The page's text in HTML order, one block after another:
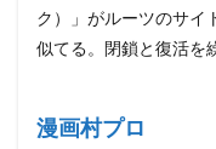
4.45
bitcoinputers.com・
4.46
ク）」がルーツのサイ
似てる。閉鎖と復活を
漫画村プロ